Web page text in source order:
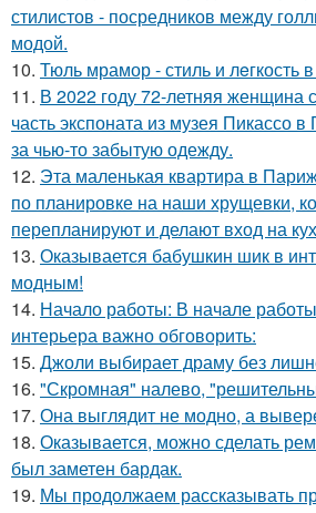
стилистов - посредников между
модой.
10. Тюль мрамор - стиль и лeгкость
11. В 2022 году 72-летняя женщина
часть экспоната из музея Пикассо
за чью-то забытую одежду.
12. Эта маленькая квартира в
по планировке на наши хрущевки,
перепланируют и делают вход на
13. Оказывается бабушкин шик в
модным!
14. Начало работы: В начале
интерьера важно обговорить:
15. Джоли выбирает драму без
16. "Скромная" налево,
17. Она выглядит не модно, а
18. Оказывается, можно сделать
был заметен бардак.
19. Мы продолжаем рассказывать